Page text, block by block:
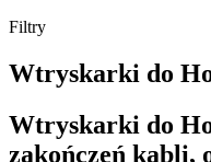
Filtry
Wtryskarki do
Wtryskarki do
zakończeń kabli,